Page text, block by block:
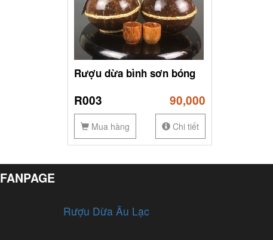
Rượu dừa bình sơn bóng
R003 90,000
Mua hàng Chi tiết
FANPAGE
Rượu Dừa Âu Lạc